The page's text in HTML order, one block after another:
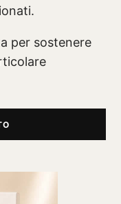
per sostenere